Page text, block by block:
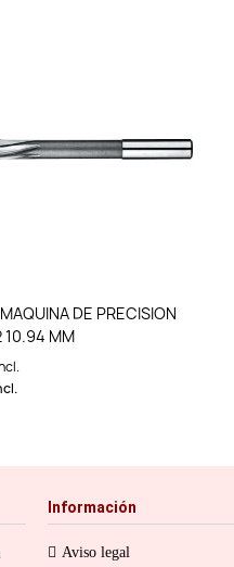
Añadir al carrito
DE PRECISION
10.94 MM
Información
Aviso legal